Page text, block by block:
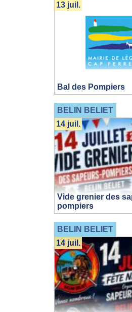
Bal des Pompiers
13 juil.
BELIN BELIET
Vide grenier des
pompiers
14 juil.
BELIN BELIET
14 juil.